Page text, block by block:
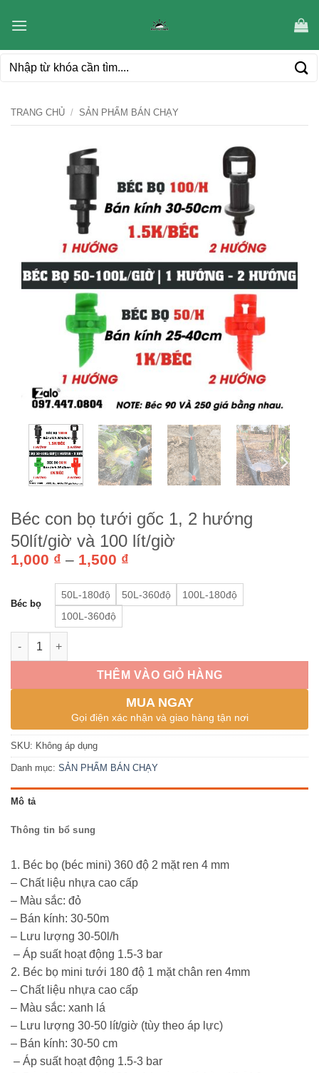
qua
dung
Tìm
TRANG CHỦ / SẢN PHẨM BÁN CHẠY
Béc con bọ tưới gốc 1, 2 hướng
50lít/giờ và 100 lít/giờ
1,000 ₫ – 1,500 ₫
từ
1,000 ₫
Béc bọ
50L-180độ 50L-360độ
100L-180độ
100L-360độ
Béc con bọ tưới gốc 1, 2 hướng 50lít/giờ và 100 lít/giờ số
THÊM VÀO GIỎ HÀNG
MUA NGAY
Gọi điện xác nhận và giao hàng tận nơi
SKU: Không áp dụng
Danh mục: SẢN PHẨM BÁN CHẠY
Mô tả
Thông tin bổ sung
1. Béc bọ (béc mini) 360 độ 2 mặt ren 4 mm
– Chất liệu nhựa cao cấp
– Màu sắc: đỏ
– Bán kính: 30-50m
– Lưu lượng 30-50l/h
– Áp suất hoạt động 1.5-3 bar
2. Béc bọ mini tưới 180 độ 1 mặt chân ren 4mm
– Chất liệu nhựa cao cấp
– Màu sắc: xanh lá
– Lưu lượng 30-50 lít/giờ (tùy theo áp lực)
– Bán kính: 30-50 cm
– Áp suất hoạt động 1.5-3 bar